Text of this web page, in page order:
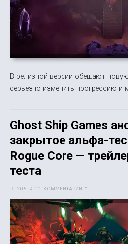
В релизной версии обещают
серьезно изменить прогрессию и
Ghost Ship Games
закрытое альфа-
Rogue Core —
теста
20 5-, 4-10 КОММЕНТАРИИ: 0